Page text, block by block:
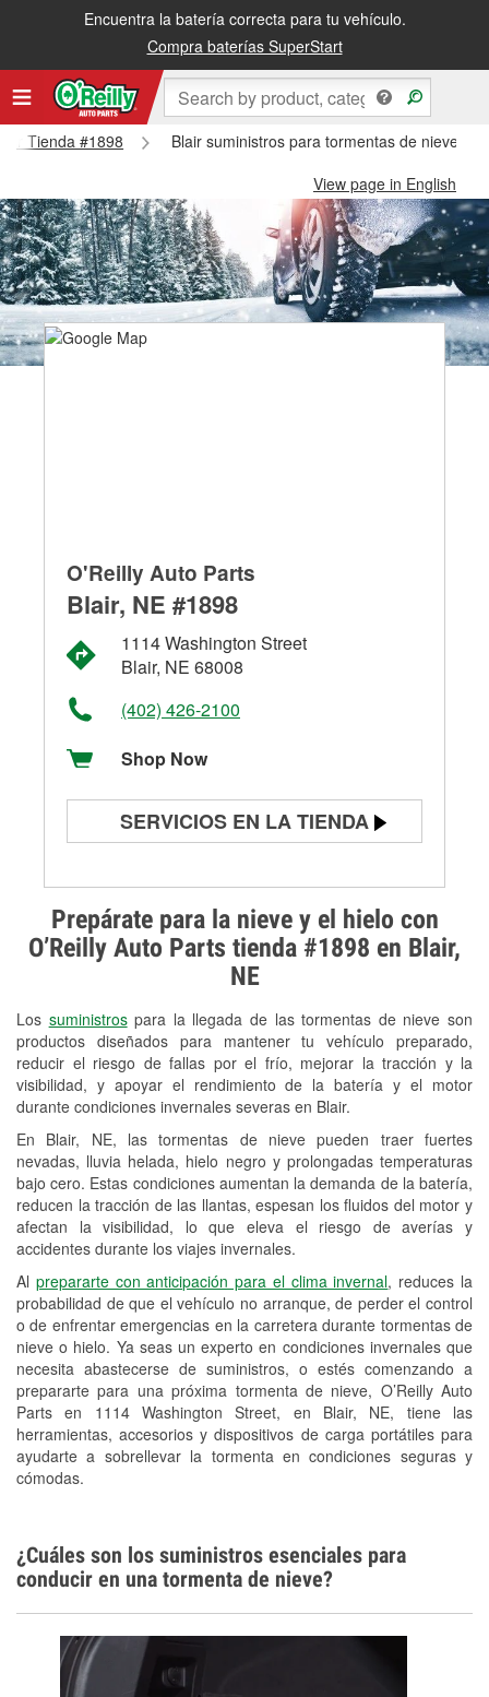
Encuentra la batería correcta para tu vehículo.
Compra baterías SuperStart
Tienda #1898
Blair suministros para tormentas de nieve -
View page in English
Prepárate para la nieve y el hielo con
O’Reilly Auto Parts tienda #1898 en Blair,
NE
Los suministrospara la llegada de las tormentas de nieve son
productos diseñados para mantener tu vehículo preparado,
reducir el riesgo de fallas por el frío, mejorar la tracción y la
visibilidad, y apoyar el rendimiento de la batería y el motor
durante condiciones invernales severas en Blair.
En Blair, NE, las tormentas de nieve pueden traer fuertes
nevadas, lluvia helada, hielo negro y prolongadas temperaturas
bajo cero. Estas condiciones aumentan la demanda de la batería,
reducen la tracción de las llantas, espesan los fluidos del motor y
afectan la visibilidad, lo que eleva el riesgo de averías y
accidentes durante los viajes invernales.
Al prepararte con anticipación para el clima invernal, reduces la
probabilidad de que el vehículo no arranque, de perder el control
o de enfrentar emergencias en la carretera durante tormentas de
nieve o hielo. Ya seas un experto en condiciones invernales que
necesita abastecerse de suministros, o estés comenzando a
prepararte para una próxima tormenta de nieve, O’Reilly Auto
Parts en 1114 Washington Street, en Blair, NE, tiene las
herramientas, accesorios y dispositivos de carga portátiles para
ayudarte a sobrellevar la tormenta en condiciones seguras y
cómodas.
O'Reilly Auto Parts
Blair, NE #1898
1114 Washington Street
Blair, NE 68008
(402) 426-2100
Shop Now
SERVICIOS EN LA TIENDA
Prueba de alternadores y
arrancadores
Revisión de la luz "Check Engine"
Reciclaje de baterías y aceite
Instalación de bombillas de faros
Instalación de limpiaparabrisas
Programa de Préstamo de
Herramientas
Rectificación de tambores y discos de
freno
Mangueras hidráulicas a la medida
Snowstorm Supplies
Tornado Supplies
Conoce más
¿Cuáles son los suministros esenciales para
conducir en una tormenta de nieve?